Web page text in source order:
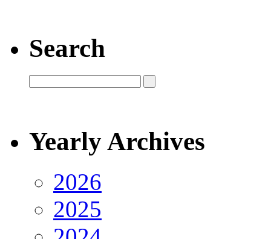
Search
Yearly Archives
2026
2025